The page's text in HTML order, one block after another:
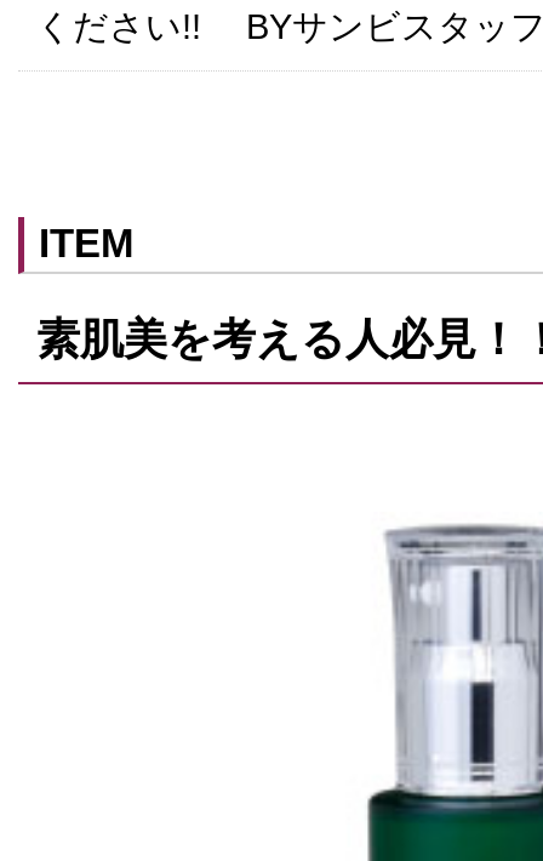
ください!! BYサンビスタッ
ITEM
素肌美を考える人必見！